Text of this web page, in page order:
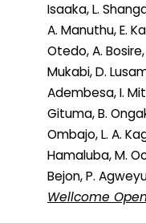
Isaaka, L.
A. Manuthu, E.
Otedo, A.
Mukabi, D.
Adembesa, I.
Gituma, B.
Ombajo, L. A.
Hamaluba, M.
Bejon, P.
Wellcome